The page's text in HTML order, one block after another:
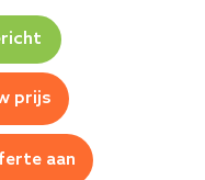
prijs
aan